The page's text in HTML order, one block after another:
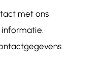
met ons